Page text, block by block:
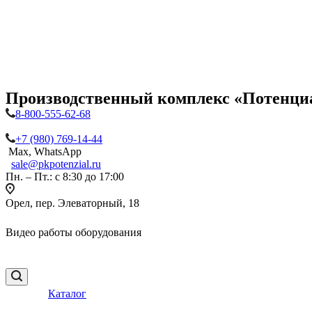
Производственный комплекс
8-800-555-62-68
+7 (980) 769-14-44
Max, WhatsApp
sale@pkpotenzial.ru
Пн. – Пт.: с 8:30 до 17:00
Орел, пер. Элеваторный, 18
Видео работы оборудования
Каталог